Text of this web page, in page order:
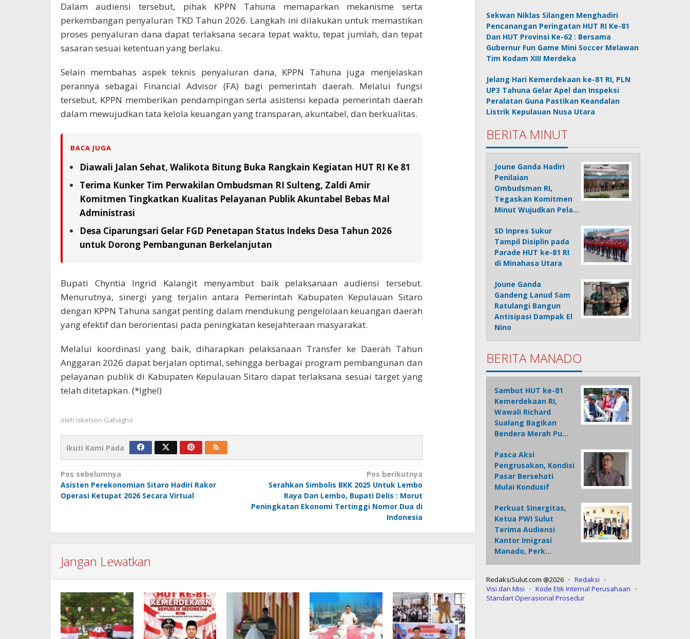
Dalam audiensi tersebut, pihak KPPN Tahuna memaparkan mekanisme serta
perkembangan penyaluran TKD Tahun 2026. Langkah ini dilakukan untuk memastikan
proses penyaluran dana dapat terlaksana secara tepat waktu, tepat jumlah, dan tepat
sasaran sesuai ketentuan yang berlaku.
Selain membahas aspek teknis penyaluran dana, KPPN Tahuna juga menjelaskan
perannya sebagai Financial Advisor (FA) bagi pemerintah daerah. Melalui fungsi
tersebut, KPPN memberikan pendampingan serta asistensi kepada pemerintah daerah
dalam mewujudkan tata kelola keuangan yang transparan, akuntabel, dan berkualitas.
BACA JUGA
Diawali Jalan Sehat, Walikota Bitung Buka Rangkain Kegiatan HUT RI Ke 81
Terima Kunker Tim Perwakilan Ombudsman RI Sulteng, Zaldi Amir
Komitmen Tingkatkan Kualitas Pelayanan Publik Akuntabel Bebas Mal
Administrasi
Desa Ciparungsari Gelar FGD Penetapan Status Indeks Desa Tahun 2026
untuk Dorong Pembangunan Berkelanjutan
Bupati Chyntia Ingrid Kalangit menyambut baik pelaksanaan audiensi tersebut.
Menurutnya, sinergi yang terjalin antara Pemerintah Kabupaten Kepulauan Sitaro
dengan KPPN Tahuna sangat penting dalam mendukung pengelolaan keuangan daerah
yang efektif dan berorientasi pada peningkatan kesejahteraan masyarakat.
Melalui koordinasi yang baik, diharapkan pelaksanaan Transfer ke Daerah Tahun
Anggaran 2026 dapat berjalan optimal, sehingga berbagai program pembangunan dan
pelayanan publik di Kabupaten Kepulauan Sitaro dapat terlaksana sesuai target yang
telah ditetapkan. (*Ighel)
oleh Iskelson Gahagho
Ikuti Kami Pada
Navigasi
pos
Pos sebelumnya
Asisten Perekonomian Sitaro Hadiri Rakor
Operasi Ketupat 2026 Secara Virtual
Pos berikutnya
Serahkan Simbolis BKK 2025 Untuk Lembo
Raya Dan Lembo, Bupati Delis : Morut
Peningkatan Ekonomi Tertinggi Nomor Dua di
Indonesia
Jangan Lewatkan
Sekwan Niklas Silangen Menghadiri
Pencanangan Peringatan HUT RI Ke-81
Dan HUT Provinsi Ke-62 : Bersama
Gubernur Fun Game Mini Soccer Melawan
Tim Kodam XIII Merdeka
Jelang Hari Kemerdekaan ke-81 RI, PLN
UP3 Tahuna Gelar Apel dan Inspeksi
Peralatan Guna Pastikan Keandalan
Listrik Kepulauan Nusa Utara
BERITA MINUT
Joune Ganda Hadiri
Penilaian
Ombudsman RI,
Tegaskan Komitmen
Minut Wujudkan Pela…
SD Inpres Sukur
Tampil Disiplin pada
Parade HUT ke-81 RI
di Minahasa Utara
Joune Ganda
Gandeng Lanud Sam
Ratulangi Bangun
Antisipasi Dampak El
Nino
BERITA MANADO
Sambut HUT ke-81
Kemerdekaan RI,
Wawali Richard
Sualang Bagikan
Bendera Merah Pu…
Pasca Aksi
Pengrusakan, Kondisi
Pasar Bersehati
Mulai Kondusif
Perkuat Sinergitas,
Ketua PWI Sulut
Terima Audiensi
Kantor Imigrasi
Manado, Perk…
RedaksiSulut.com @2026
Redaksi
Visi dan Misi
Kode Etik Internal Perusahaan
Standart Operasional Prosedur